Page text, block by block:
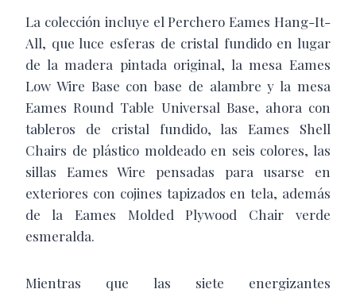
La colección incluye el Perchero Eames Hang-It-
All, que luce esferas de cristal fundido en lugar
de la madera pintada original, la mesa Eames
Low Wire Base con base de alambre y la mesa
Eames Round Table Universal Base, ahora con
tableros de cristal fundido, las Eames Shell
Chairs de plástico moldeado en seis colores, las
sillas Eames Wire pensadas para usarse en
exteriores con cojines tapizados en tela, además
de la Eames Molded Plywood Chair verde
esmeralda.
Mientras que las siete energizantes